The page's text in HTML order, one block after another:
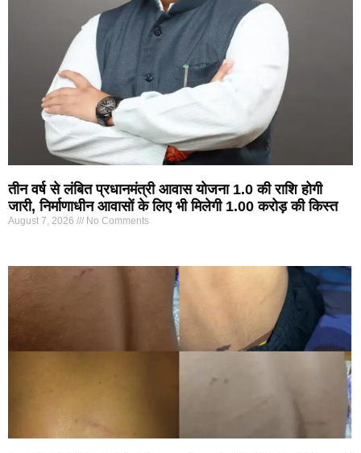
तीन वर्ष से लंबित प्रधानमंत्री आवास योजना 1.0 की राशि होगी
जारी, निर्माणाधीन आवासों के लिए भी मिलेगी 1.00 करोड़ की किस्त
August 7, 2026 No Comments